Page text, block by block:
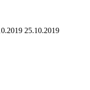
25.10.2019